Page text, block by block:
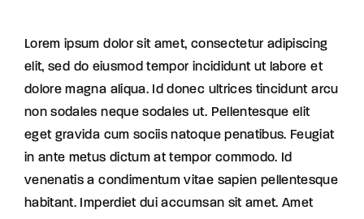
Lorem ipsum dolor sit amet, consectetur adipiscing
elit, sed do eiusmod tempor incididunt ut labore et
dolore magna aliqua. Id donec ultrices tincidunt arcu
non sodales neque sodales ut. Pellentesque elit
eget gravida cum sociis natoque penatibus. Feugiat
in ante metus dictum at tempor commodo. Id
venenatis a condimentum vitae sapien pellentesque
habitant. Imperdiet dui accumsan sit amet. Amet